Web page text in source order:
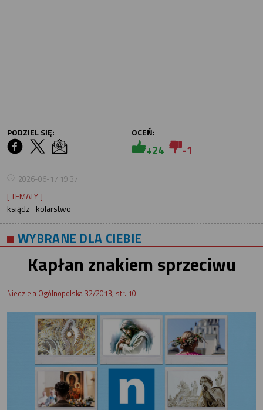
PODZIEL SIĘ: OCEŃ:
+24 -1
2026-06-17 19:37
[ TEMATY ]
ksiądz kolarstwo
WYBRANE DLA CIEBIE
Kapłan znakiem sprzeciwu
Niedziela Ogólnopolska 32/2013, str. 10